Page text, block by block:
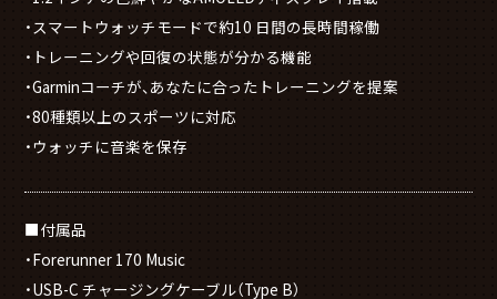
・スマートウォッチモードで約10 日間の長時間稼働
・トレーニングや回復の状態が分かる機能
・Garminコーチが、あなたに合ったトレーニングを提案
・80種類以上のスポーツに対応
・ウォッチに音楽を保存
■付属品
・Forerunner 170 Music
・USB-C チャージングケーブル（Type B）